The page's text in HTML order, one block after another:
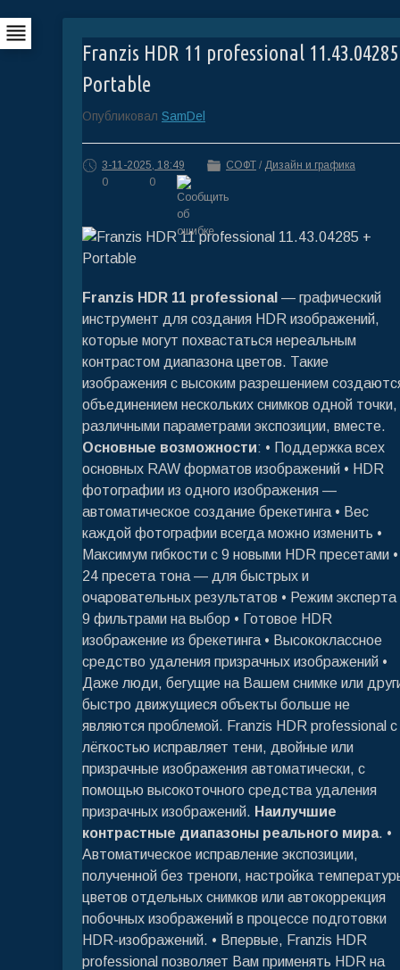
Franzis HDR 11 professional
Portable
Опубликовал SamDel
3-11-2025, 18:49 СОФТ / Дизайн и графика
0
0
Franzis HDR 11 professional — графический
инструмент для создания HDR изображений,
которые могут похвастаться нереальным
контрастом диапазона цветов. Такие
изображения с высоким разрешением
объединением нескольких снимков одной точки,
различными параметрами экспозиции, вместе.
Основные возможности: • Поддержка всех
основных RAW форматов изображений • HDR
фотографии из одного изображения —
автоматическое создание брекетинга • Вес
каждой фотографии всегда можно изменить •
Максимум гибкости с 9 новыми HDR пресетами •
24 пресета тона — для быстрых и
очаровательных результатов • Режим эксперта
9 фильтрами на выбор • Готовое HDR
изображение из брекетинга • Высококлассное
средство удаления призрачных изображений •
Даже люди, бегущие на Вашем снимке или
быстро движущиеся объекты больше не
являются проблемой. Franzis HDR professional с
лёгкостью исправляет тени, двойные или
призрачные изображения автоматически, с
помощью высокоточного средства удаления
призрачных изображений. Наилучшие
контрастные диапазоны реального мира. •
Автоматическое исправление экспозиции,
полученной без треноги, настройка
цветов отдельных снимков или автокоррекция
побочных изображений в процессе подготовки
HDR-изображений. • Впервые, Franzis HDR
professional позволяет Вам применять HDR на